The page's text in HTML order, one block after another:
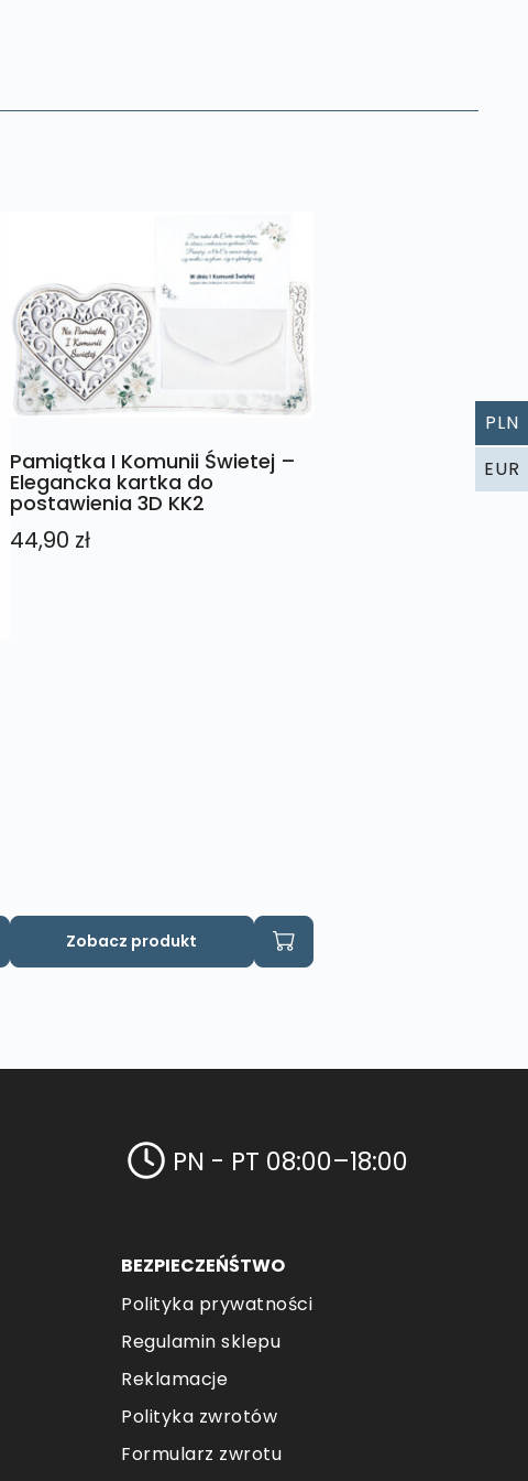
Pamiątka I Komunii Świetej –
Elegancka kartka do
postawienia 3D KK2
44,90 zł
Zobacz produkt
PN - PT 08:00–18:00
BEZPIECZEŃŚTWO
Polityka prywatności
Regulamin sklepu
Reklamacje
Polityka zwrotów
Formularz zwrotu
PLN
EUR